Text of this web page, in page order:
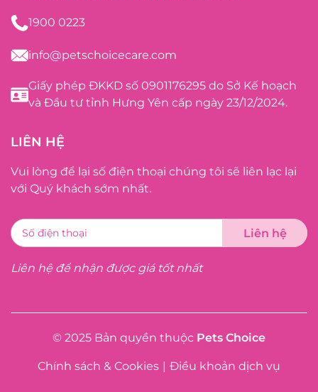
1900 0223
info@petschoicecare.com
Giấy phép ĐKKD số 0901176295 do Sở Kế hoạch
và Đầu tư tỉnh Hưng Yên cấp ngày 23/12/2024.
LIÊN HỆ
Vui lòng để lại số điện thoại chúng tôi sẽ liên lạc lại
với Quý khách sớm nhất.
Liên hệ để nhận được giá tốt nhất
© 2025 Bản quyền thuộc Pets Choice
Chính sách & Cookies Điều khoản dịch vụ